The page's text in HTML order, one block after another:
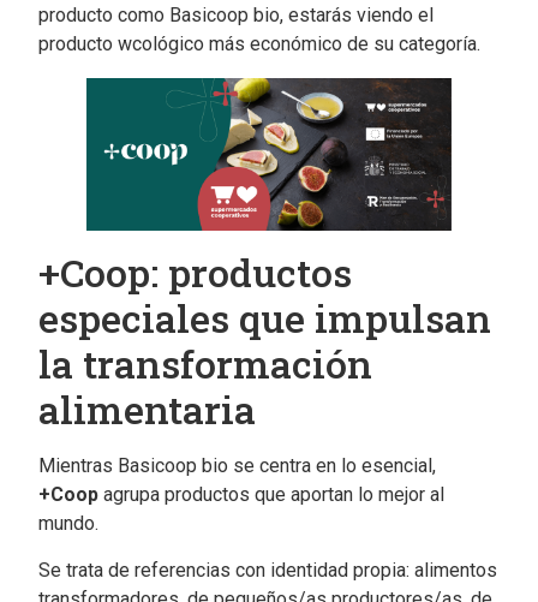
producto como Basicoop bio, estarás viendo el
producto wcológico más económico de su categoría.
+Coop: productos
especiales que impulsan
la transformación
alimentaria
Mientras Basicoop bio se centra en lo esencial,
+Coop agrupa productos que aportan lo mejor al
mundo.
Se trata de referencias con identidad propia: alimentos